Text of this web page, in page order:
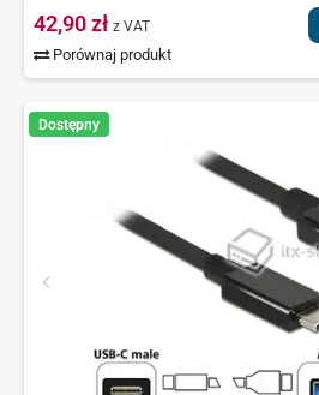
42,90 zł z VAT
Porównaj produkt
Dostępny